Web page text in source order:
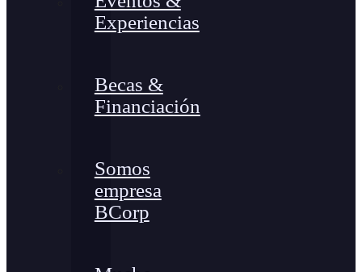
Experiencias
Becas &
Financiación
Somos
empresa
BCorp